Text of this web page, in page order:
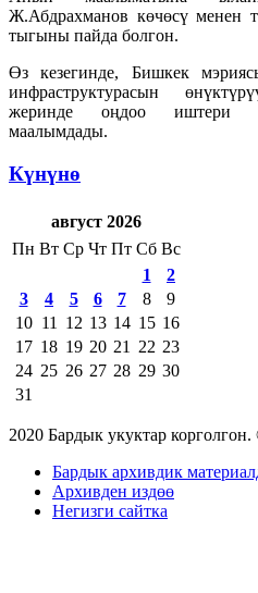
Ж.Абдрахманов көчөсү менен
тыгыны пайда болгон.
Өз кезегинде, Бишкек
инфраструктурасын
жеринде оңдоо иштери
маалымдады.
Күнүнө
август 2026
Пн Вт Ср Чт Пт Сб Вс
1
2
3
4 5 6 7 8
9
10 11 12 13 14 15 16
17 18 19 20 21 22 23
24 25 26 27 28 29 30
31
2020 Бардык укуктар
Бардык архивдик
Архивден издөө
Негизги сайтка